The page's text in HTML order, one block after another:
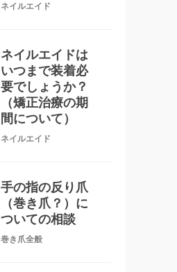
ネイルエイド
ネイルエイドは
いつまで装着必
要でしょうか？
（矯正治療の期
間について）
ネイルエイド
手の指の反り爪
（巻き爪？）に
ついての相談
巻き爪全般